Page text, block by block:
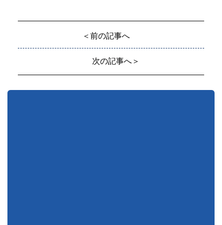
＜前の記事へ
次の記事へ＞